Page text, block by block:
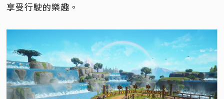
享受行駛的樂趣。